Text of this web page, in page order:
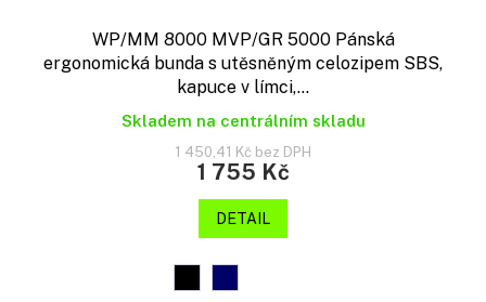
WP/MM 8000 MVP/GR 5000 Pánská
ergonomická bunda s utěsněným celozipem SBS,
kapuce v límci,...
Skladem na centrálním skladu
1 450,41 Kč bez DPH
1 755 Kč
DETAIL